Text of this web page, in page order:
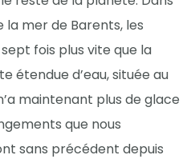
mer de Barents, les
fois plus vite que la
étendue d’eau, située au
maintenant plus de glace
que nous
sans précédent depuis